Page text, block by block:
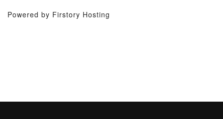
Powered by Firstory Hosting